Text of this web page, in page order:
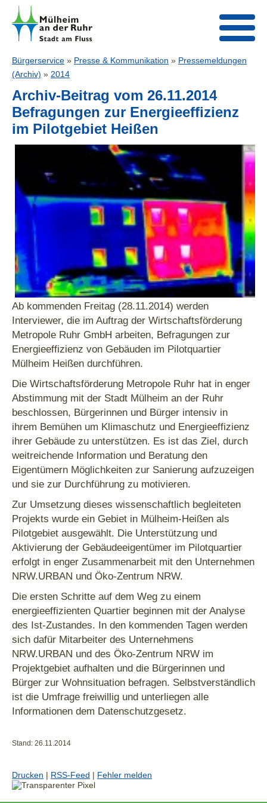
Bürgerservice » Presse & Kommunikation » Pressemeldungen
(Archiv) » 2014
Archiv-Beitrag vom 26.11.2014
Befragungen zur Energieeffizienz
im Pilotgebiet Heißen
Ab kommenden Freitag (28.11.2014) werden
Interviewer, die im Auftrag der Wirtschaftsförderung
Metropole Ruhr GmbH arbeiten, Befragungen zur
Energieeffizienz von Gebäuden im Pilotquartier
Mülheim Heißen durchführen.
Die Wirtschaftsförderung Metropole Ruhr hat in enger
Abstimmung mit der Stadt Mülheim an der Ruhr
beschlossen, Bürgerinnen und Bürger intensiv in
ihrem Bemühen um Klimaschutz und Energieeffizienz
ihrer Gebäude zu unterstützen. Es ist das Ziel, durch
weitreichende Information und Beratung den
Eigentümern Möglichkeiten zur Sanierung aufzuzeigen
und sie zur Durchführung zu motivieren.
Zur Umsetzung dieses wissenschaftlich begleiteten
Projekts wurde ein Gebiet in Mülheim-Heißen als
Pilotgebiet ausgewählt. Die Unterstützung und
Aktivierung der Gebäudeeigentümer im Pilotquartier
erfolgt in enger Zusammenarbeit mit den Unternehmen
NRW.URBAN und Öko-Zentrum NRW.
Die ersten Schritte auf dem Weg zu einem
energieeffizienten Quartier beginnen mit der Analyse
des Ist-Zustandes. In den kommenden Tagen werden
sich dafür Mitarbeiter des Unternehmens
NRW.URBAN und des Öko-Zentrum NRW im
Projektgebiet aufhalten und die Bürgerinnen und
Bürger zur Wohnsituation befragen. Selbstverständlich
ist die Umfrage freiwillig und unterliegen alle
Informationen dem Datenschutzgesetz.
Stand: 26.11.2014
Drucken | RSS-Feed | Fehler melden